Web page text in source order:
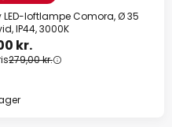
LED-loftlampe Comora, Ø 35
IP44, 3000K
kr.
279,00 kr.
nu